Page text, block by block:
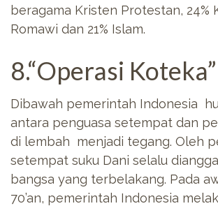
beragama Kristen Protestan, 24%
Romawi dan 21% Islam.
8.“Operasi Koteka”
Dibawah pemerintah Indonesia
antara penguasa setempat dan
di lembah menjadi tegang. Oleh
setempat suku Dani selalu
bangsa yang terbelakang. Pada
70’an, pemerintah Indonesia